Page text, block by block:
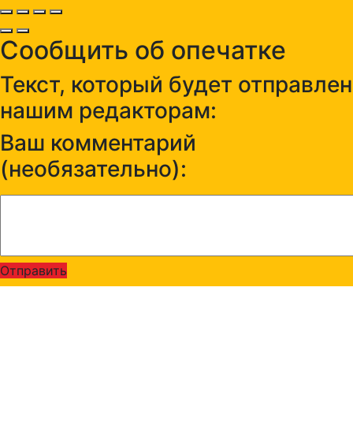
Сообщить об опечатке
Текст, который будет отправлен
нашим редакторам:
Ваш комментарий
(необязательно):
Отправить